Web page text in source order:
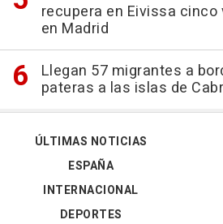
recupera en Eivissa
en Madrid
Llegan 57 migrantes a
pateras a las islas de
ÚLTIMAS NOTICIAS
ESPAÑA
INTERNACIONAL
DEPORTES